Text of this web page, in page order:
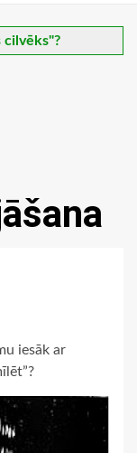
cilvēks"?
iesāk ar